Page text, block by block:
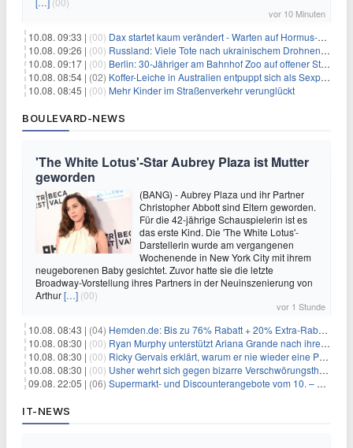
vor 10 Minuten
10.08. 09:33 | (00) Dax startet kaum verändert - Warten auf Hormus-Öffnung geht weiter
10.08. 09:26 | (00) Russland: Viele Tote nach ukrainischem Drohnenangriff
10.08. 09:17 | (00) Berlin: 30-Jähriger am Bahnhof Zoo auf offener Straße erschossen
10.08. 08:54 | (02) Koffer-Leiche in Australien entpuppt sich als Sexpuppe
10.08. 08:45 | (00) Mehr Kinder im Straßenverkehr verunglückt
BOULEVARD-NEWS
'The White Lotus'-Star Aubrey Plaza ist Mutter
geworden
(BANG) - Aubrey Plaza und ihr Partner
Christopher Abbott sind Eltern geworden.
Für die 42-jährige Schauspielerin ist es
das erste Kind. Die 'The White Lotus'-
Darstellerin wurde am vergangenen
Wochenende in New York City mit ihrem
neugeborenen Baby gesichtet. Zuvor hatte sie die letzte
Broadway-Vorstellung ihres Partners in der Neuinszenierung von
Arthur[…] (00)
vor 1 Stunde
10.08. 08:43 | (04) Hemden.de: Bis zu 76% Rabatt + 20% Extra-Rabatt auf ALLE Hemden
10.08. 08:30 | (00) Ryan Murphy unterstützt Ariana Grande nach ihrem Ausstieg bei 'American Horror Story'
10.08. 08:30 | (00) Ricky Gervais erklärt, warum er nie wieder eine Preisverleihung moderieren will
10.08. 08:30 | (00) Usher wehrt sich gegen bizarre Verschwörungstheorie über angeblichen 'Klon'
09.08. 22:05 | (06) Supermarkt- und Discounterangebote vom 10. – 15.08.2026
IT-NEWS